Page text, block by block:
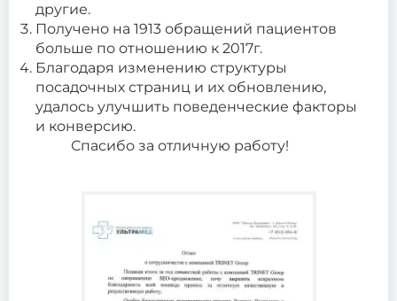
другие.
Получено на 1913 обращений пациентов
больше по отношению к 2017г.
Благодаря изменению структуры
посадочных страниц и их обновлению,
удалось улучшить поведенческие факторы
и конверсию.
Спасибо за отличную работу!